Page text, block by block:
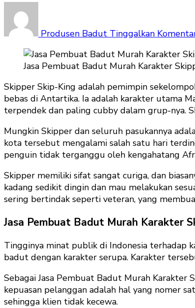
Produsen Badut Tinggalkan
Jasa Pembuat Badut Murah Karakter
Skipper Skip-King adalah pemimpin
bebas di Antartika. Ia adalah karakter utama
terpendek dan paling cubby dalam grup-nya.
Mungkin Skipper dan seluruh pasukannya
kota tersebut mengalami salah satu hari
penguin tidak terganggu oleh kengahatang
Skipper memiliki sifat sangat curiga, dan
kadang sedikit dingin dan mau melakukan
sering bertindak seperti veteran, yang
Jasa Pembuat Badut Murah Karakter
Tingginya minat publik di Indonesia terhadap
badut dengan karakter serupa. Karakter
Sebagai Jasa Pembuat Badut Murah Karakter
kepuasan pelanggan adalah hal yang nomer
sehingga klien tidak kecewa.